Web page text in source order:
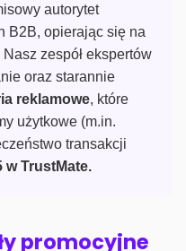
autorytet
B2B, opierając się na
zespół ekspertów
oraz starannie
reklamowe, które
użytkowe (m.in.
transakcji
w TrustMate.
promocyjne